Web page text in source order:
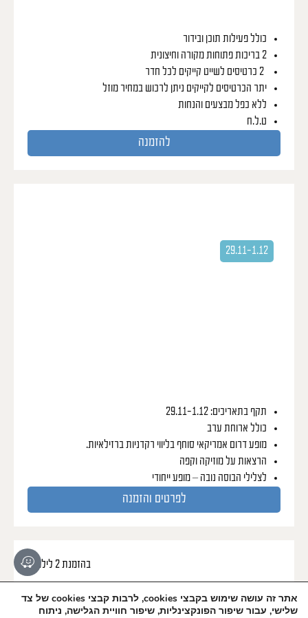
כולל פעילות תוכן ובידור
2 בריכות פתוחות מקורה וחיצונית
יתר הכרטיסים לקייקים ניתן לרכוש במחיר מוזל
ללא כפל מבצעים והנחות
ט.ל.ח
להזמנה
29.11-1.12
תקף בתאריכים: 29.11-1.12
כולל ארוחת ערב
מופע דרום אמריקאי סוחף בליווי רקדניות ברזילאיות.
הרצאות על מוזיקה וקפה
לצלילי הבוסה נובה – מופע ייחודי
לפרטים והזמנה
בהזמנת 2 לילות
סדרת ”המדינות שמשנות את כללי המשחק”
אתר זה עושה שימוש בקבצי cookies, לרבות קבצי cookies של צד
שלישי, עבור שיפור הפונקצינליות, שיפור חוויית הגלישה, ניתוח